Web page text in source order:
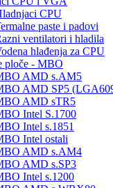
CPU
paste i padovi
ventilatori i hladila
hlađenja za CPU
ploče - MBO
AMD s.AM5
AMD SP5
AMD sTR5
Intel S.1700
Intel s.1851
Intel ostali
AMD s.AM4
AMD s.SP3
Intel s.1200